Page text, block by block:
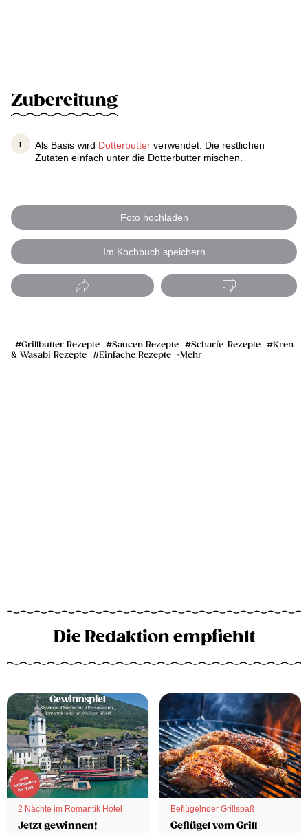
Zubereitung
Als Basis wird Dotterbutter verwendet. Die restlichen
Zutaten einfach unter die Dotterbutter mischen.
Foto hochladen
Im Kochbuch speichern
Grillbutter Rezepte Saucen Rezepte Scharfe-Rezepte
Kren
& Wasabi Rezepte
Einfache Rezepte Mehr
Die Redaktion empfiehlt
2 Nächte im Romantik Hotel
Jetzt gewinnen!
Beflügelnder Grillspaß
Geflügel vom Grill